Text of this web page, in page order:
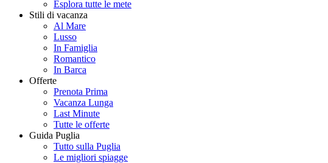
Esplora tutte le mete
Stili di vacanza
Al Mare
Lusso
In Famiglia
Romantico
In Barca
Offerte
Prenota Prima
Vacanza Lunga
Last Minute
Tutte le offerte
Guida Puglia
Tutto sulla Puglia
Le migliori spiagge